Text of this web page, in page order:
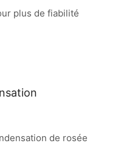
plus de fiabilité
de rosée